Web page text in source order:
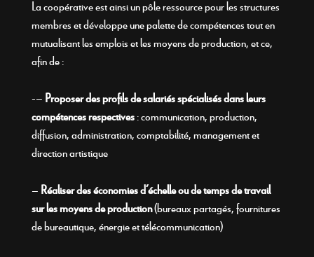
La coopérative est ainsi un pôle ressource pour les structures
membres et développe une palette de compétences tout en
mutualisant les emplois et les moyens de production, et ce,
afin de :
– Proposer des profils de salariés spécialisés dans leurs
compétences respectives: communication, production,
diffusion, administration, comptabilité, management et
direction artistique
– Réaliser des économies d’échelle ou de temps de travail
sur les moyens de production(bureaux partagés, fournitures
de bureautique, énergie et télécommunication)